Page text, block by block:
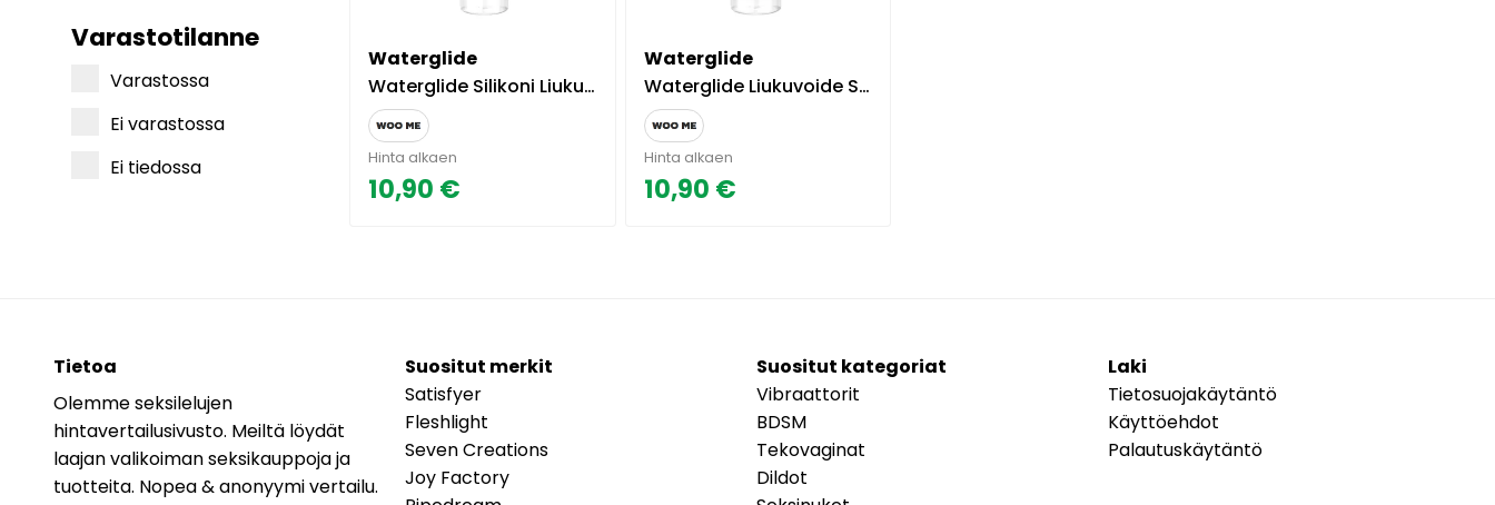
Varastotilanne
Varastossa
Ei varastossa
Ei tiedossa
Waterglide
Waterglide Silikoni Liukuvoide Siliconeglide 250ml
Hinta alkaen
10,90 €
Waterglide
Waterglide Liukuvoide Suklaa 300ml.
Hinta alkaen
10,90 €
Tietoa
Olemme seksilelujen
hintavertailusivusto. Meiltä löydät
laajan valikoiman seksikauppoja ja
tuotteita. Nopea & anonyymi vertailu.
Suositut merkit
Satisfyer
Fleshlight
Seven Creations
Joy Factory
Suositut kategoriat
Vibraattorit
BDSM
Tekovaginat
Dildot
Laki
Tietosuojakäytäntö
Käyttöehdot
Palautuskäytäntö